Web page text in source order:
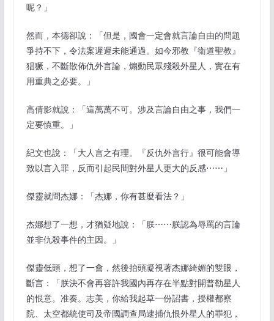
呢？」
然而，本德卻說：「但是，國會一定會就言論自由的問題
爭持不下，令法案遲遲未能通過。如今邪教『衛道聖教』
猖獗，不斷散佈仇外言論，煽動民眾殘殺外星人，實在有
用重典之必要。」
高倩影就說：「這萬萬不可。涉及言論自由之事，我們一
定要慎重。」
紀文也說：「大人言之有理。『反仇外言行』很可能會導
致以言入罪，反而引起民間對外星人更大的反感⋯⋯」
傑靈就問杰娜：「杰娜，你有甚麼看法？」
杰娜想了一想，才猶疑地說：「朕⋯⋯朕認為辱罵的言論
並非仇殺事件的主因。」
傑靈低頭，想了一會，然後抬頭凝視著杰娜綺媚的雙眼，
斷言：「朕決不會再容許我國內再存在半點對開普勒星人
的恨意。准奏。志美，你給我起草一份詔書，授權都察
院、太空都統使司及帝國調查局逮捕仇恨外星人的罪犯，